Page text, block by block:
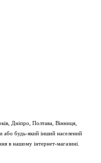
Дніпро, Полтава, Вінниця,
або будь-який інший населений
в нашому інтернет-магазині.